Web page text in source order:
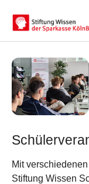
Mit
Stiftung Wissen